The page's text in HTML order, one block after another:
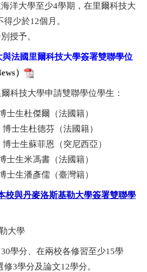
洋大學至少4學期，在里爾科技大
少於12個月。
授予。
與法國里爾科技大學簽署雙聯學位
）
科技大學申請雙聯學位學生：
生杜傑爾（法國籍）
士生杜德芬（法國籍）
士生蘇菲恩（突尼西亞）
生米馮書（法國籍）
生潘彥儒（臺灣籍）
校與丹麥洛斯基勒大學簽署雙聯學
大學
學分、在兩校各修習至少15學
3學分及論文12學分。